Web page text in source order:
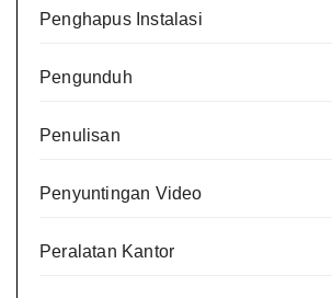
Penghapus Instalasi
Pengunduh
Penulisan
Penyuntingan Video
Peralatan Kantor